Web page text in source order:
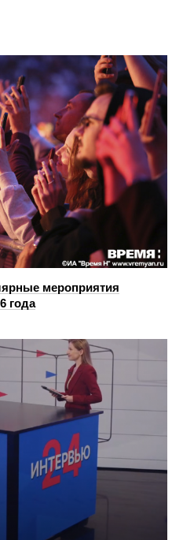
мероприятия
года